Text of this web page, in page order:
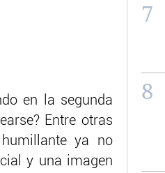
en la segunda
Entre otras
ya no
y una imagen